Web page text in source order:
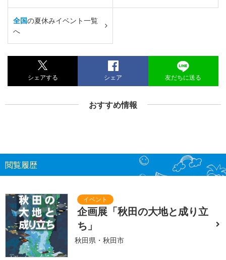
全国の夏休みイベント一覧
へ
シェアする シェア 友だちに送る
おすすめ情報
閲覧履歴
企画展「秋田の大地と成り立
ち」
秋田県・秋田市